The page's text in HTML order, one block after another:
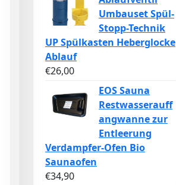
Umbauset Spül-
Stopp-Technik
UP Spülkasten Heberglocke
Ablauf
€26,00
EOS Sauna
Restwasserauff
angwanne zur
Entleerung
Verdampfer-Ofen Bio
Saunaofen
€34,90